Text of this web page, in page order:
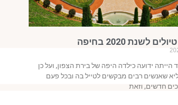
לשנת 2020 בחיפה
הייתה ידועה כילדה היפה של בירת הצפון, ועל כן
שאנשים רבים מבקשים לטייל בה ובכל פעם
חדשים, וזאת